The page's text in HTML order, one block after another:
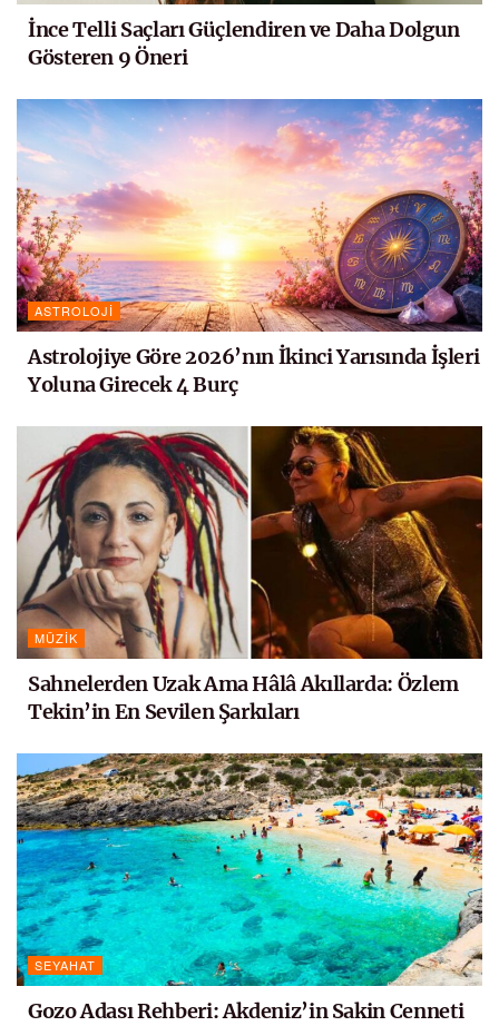
İnce Telli Saçları Güçlendiren ve Daha Dolgun
Gösteren 9 Öneri
ASTROLOJI
Astrolojiye Göre 2026’nın İkinci Yarısında İşleri
Yoluna Girecek 4 Burç
MÜZIK
Sahnelerden Uzak Ama Hâlâ Akıllarda: Özlem
Tekin’in En Sevilen Şarkıları
SEYAHAT
Gozo Adası Rehberi: Akdeniz’in Sakin Cenneti